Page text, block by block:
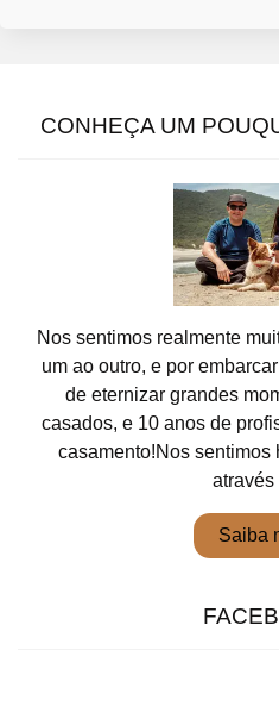
CONHEÇA UM
Nos sentimos realmente
um ao outro, e por
de eternizar grandes
casados, e 10 anos de
casamento!Nos sentimos
através
Saiba